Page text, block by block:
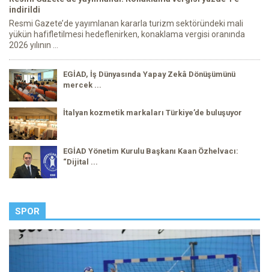
indirildi
Resmi Gazete’de yayımlanan kararla turizm sektöründeki mali
yükün hafifletilmesi hedeflenirken, konaklama vergisi oranında
2026 yılının ...
EGİAD, İş Dünyasında Yapay Zekâ Dönüşümünü
mercek ...
İtalyan kozmetik markaları Türkiye’de buluşuyor
EGİAD Yönetim Kurulu Başkanı Kaan Özhelvacı:
“Dijital ...
SPOR